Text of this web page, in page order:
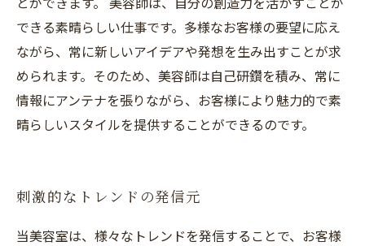
できる素晴らしい仕事です。多様なお客様の要望に応え
ながら、常に新しいアイデアや発想を生み出すことが求
められます。そのため、美容師は自己研鑽を積み、常に
情報にアンテナを張りながら、お客様により魅力的で素
晴らしいスタイルを提供することができるのです。
刺激的なトレンドの発信元
当美容室は、様々なトレンドを発信することで、お客様